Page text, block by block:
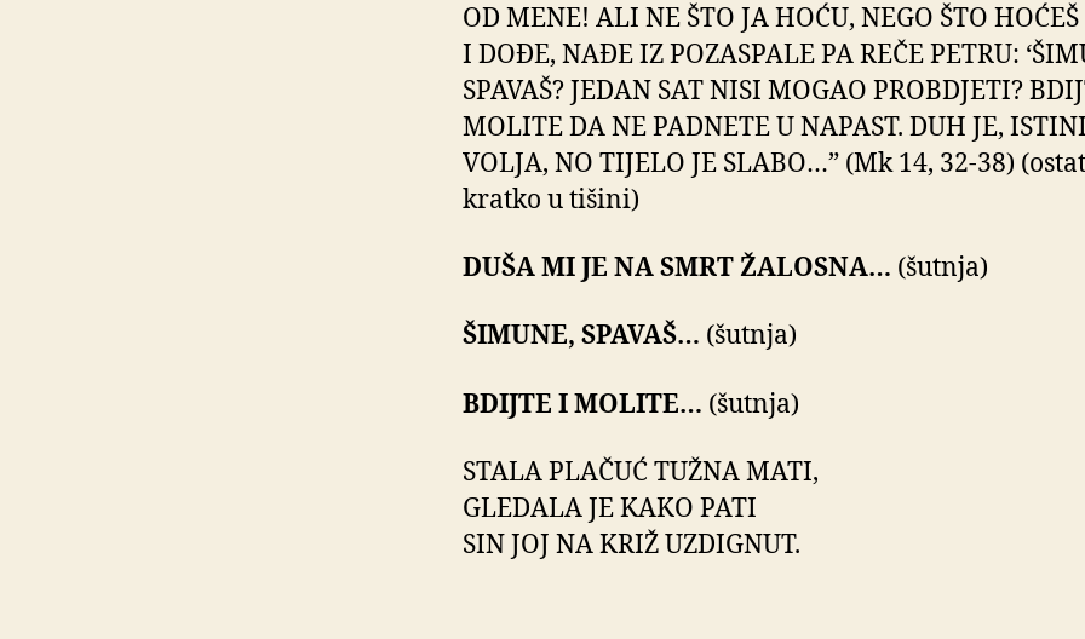
OD MENE! ALI NE ŠTO JA HOĆU, NEGO ŠTO HOĆEŠ
I DOĐE, NAĐE IZ POZASPALE PA REČE PETRU:
SPAVAŠ? JEDAN SAT NISI MOGAO PROBDJETI?
MOLITE DA NE PADNETE U NAPAST. DUH JE,
VOLJA, NO TIJELO JE SLABO…” (Mk 14, 32-38)
kratko u tišini)
DUŠA MI JE NA SMRT ŽALOSNA… (šutnja)
ŠIMUNE, SPAVAŠ… (šutnja)
BDIJTE I MOLITE… (šutnja)
STALA PLAČUĆ TUŽNA MATI,
GLEDALA JE KAKO PATI
SIN JOJ NA KRIŽ UZDIGNUT.